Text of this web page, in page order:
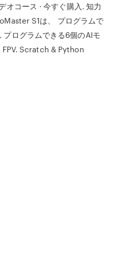
オコース · 今すぐ購入. 知力
S1は、 プログラムで
プログラムできる6個のAIモ
FPV. Scratch & Python